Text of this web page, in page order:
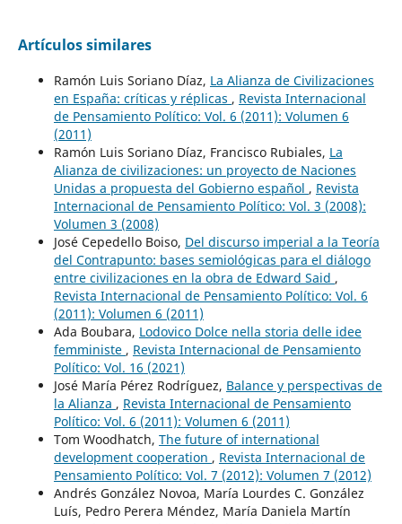
Artículos similares
Ramón Luis Soriano Díaz, La Alianza de Civilizaciones
en España: críticas y réplicas , Revista Internacional
de Pensamiento Político: Vol. 6 (2011): Volumen 6
(2011)
Ramón Luis Soriano Díaz, Francisco Rubiales, La
Alianza de civilizaciones: un proyecto de Naciones
Unidas a propuesta del Gobierno español , Revista
Internacional de Pensamiento Político: Vol. 3 (2008):
Volumen 3 (2008)
José Cepedello Boiso, Del discurso imperial a la Teoría
del Contrapunto: bases semiológicas para el diálogo
entre civilizaciones en la obra de Edward Said ,
Revista Internacional de Pensamiento Político: Vol. 6
(2011): Volumen 6 (2011)
Ada Boubara, Lodovico Dolce nella storia delle idee
femministe , Revista Internacional de Pensamiento
Político: Vol. 16 (2021)
José María Pérez Rodríguez, Balance y perspectivas de
la Alianza , Revista Internacional de Pensamiento
Político: Vol. 6 (2011): Volumen 6 (2011)
Tom Woodhatch, The future of international
development cooperation , Revista Internacional de
Pensamiento Político: Vol. 7 (2012): Volumen 7 (2012)
Andrés González Novoa, María Lourdes C. González
Luís, Pedro Perera Méndez, María Daniela Martín